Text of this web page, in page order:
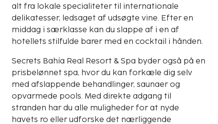
alt fra lokale specialiteter til internationale
delikatesser, ledsaget af udsøgte vine. Efter en
middag i særklasse kan du slappe af i en af
hotellets stilfulde barer med en cocktail i hånden.
Secrets Bahía Real Resort & Spa byder også på en
prisbelønnet spa, hvor du kan forkæle dig selv
med afslappende behandlinger, saunaer og
opvarmede pools. Med direkte adgang til
stranden har du alle muligheder for at nyde
havets ro eller udforske det nærliggende